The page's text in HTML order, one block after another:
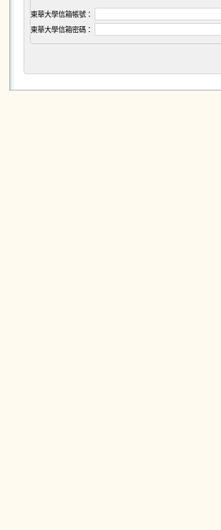
東華大學信箱帳號：
東華大學信箱密碼：